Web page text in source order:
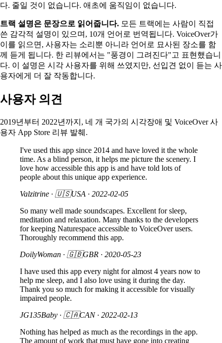
다. 줄일 것이 없습니다. 애초에 움직임이 없습니다.
트랙 설명은 문장으로 읽어줍니다. 모든 트랙에는 사람이 직접
쓴 감각적 설명이 있으며, 10개 언어로 번역됩니다. VoiceOver가
이를 읽으면, 사용자는 소리뿐 아니라 언어로 묘사된 장소를 함
께 듣게 됩니다. 한 리뷰에서는 "풍경이 그려진다"고 표현했습니
다. 이 설명은 시각 사용자를 위해 쓰였지만, 선입견 없이 듣는 사
용자에게 더 잘 작동합니다.
사용자 의견
2019년부터 2022년까지, 네 개 국가의 시각장애 및 VoiceOver 사
용자 App Store 리뷰 발췌.
I've used this app since 2014 and have loved it the whole
time. As a blind person, it helps me picture the scenery. I
love how accessible this app is and have told lots of
people about this unique app experience.
Valzitrine · 🇺🇸USA · 2022-02-05
So many well made soundscapes. Excellent for sleep,
meditation and relaxation. Many thanks to the developers
for keeping Naturespace accessible to VoiceOver users.
Thoroughly recommend this app.
DoilyWoman · 🇬🇧GBR · 2020-05-23
I have used this app every night for almost 4 years now to
help me sleep, and I also love using it during the day.
Thank you so much for making it accessible for visually
impaired people.
JG135Baby · 🇨🇦CAN · 2022-02-13
Nothing has helped as much as the recordings in the app.
The amount of work that must have gone into creating